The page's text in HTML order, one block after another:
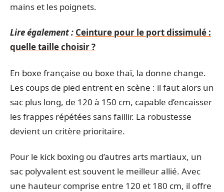
mains et les poignets.
Lire également : Ceinture pour le port dissimulé :
quelle taille choisir ?
En boxe française ou boxe thaï, la donne change.
Les coups de pied entrent en scène : il faut alors un
sac plus long, de 120 à 150 cm, capable d’encaisser
les frappes répétées sans faillir. La robustesse
devient un critère prioritaire.
Pour le kick boxing ou d’autres arts martiaux, un
sac polyvalent est souvent le meilleur allié. Avec
une hauteur comprise entre 120 et 180 cm, il offre